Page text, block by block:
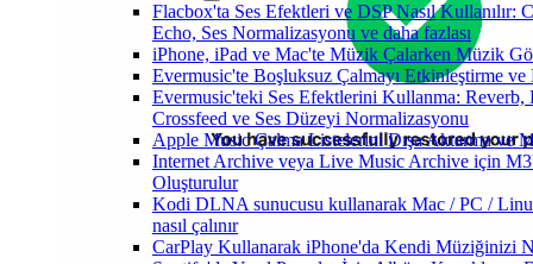
Flacbox'ta Ses Efektleri ve DSP Nasıl Kullanılır:
Echo, Ses Normalizasyonu ve daha fazlası
iPhone, iPad ve Mac'te Müzik Çalarken Müzik
Evermusic'te Boşluksuz Çalmayı Etkinleştirme
Evermusic'teki Ses Efektlerini Kullanma:
Crossfeed ve Ses Düzeyi Normalizasyonu
Apple Music Çalma Listelerini Dışa Aktarma ve
Internet Archive veya Live Music Archive için
Oluşturulur
Kodi DLNA sunucusu kullanarak Mac / PC /
nasıl çalınır
CarPlay Kullanarak iPhone'da Kendi Müziğinizi